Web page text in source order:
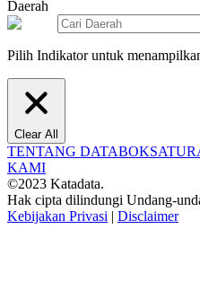
Daerah
Pilih Indikator untuk
Clear All
TENTANG DATABOKS
KAMI
©2023 Katadata.
Hak cipta dilindungi Undang-
Kebijakan Privasi | Disclaimer